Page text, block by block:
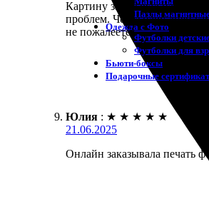
Пазлы
Одежда с Фото
Футболки
Футболки для
Бьюти-боксы
Подарочные
Картину заказывал на
проблем. Через пару дней
не пожалеете!
Юлия : ★ ★ ★ ★ ★
21.06.2025
Онлайн заказывала печать